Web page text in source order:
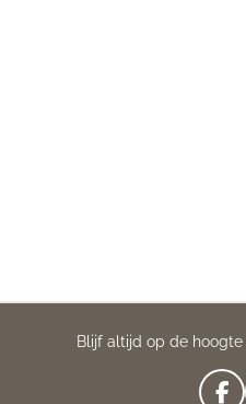
Blijf altijd op de